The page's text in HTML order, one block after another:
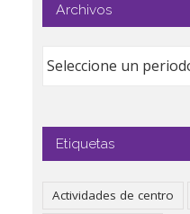
Archivos
Etiquetas
Actividades de centro